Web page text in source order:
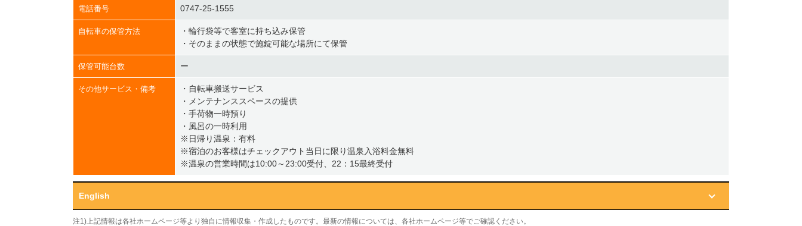
電話番号 0747-25-1555
自転車の保管方法
・輪行袋等で客室に持ち込み保管
・そのままの状態で施錠可能な場所にて保管
保管可能台数 ー
その他サービス・備考
・自転車搬送サービス
・メンテナンススペースの提供
・手荷物一時預り
・風呂の一時利用
※日帰り温泉：有料
※宿泊のお客様はチェックアウト当日に限り温泉入浴料金無料
※温泉の営業時間は10:00～23:00受付、22：15最終受付
English
注1)上記情報は各社ホームページ等より独自に情報収集・作成したものです。最新の情報については、各社ホームページ等でご確認ください。